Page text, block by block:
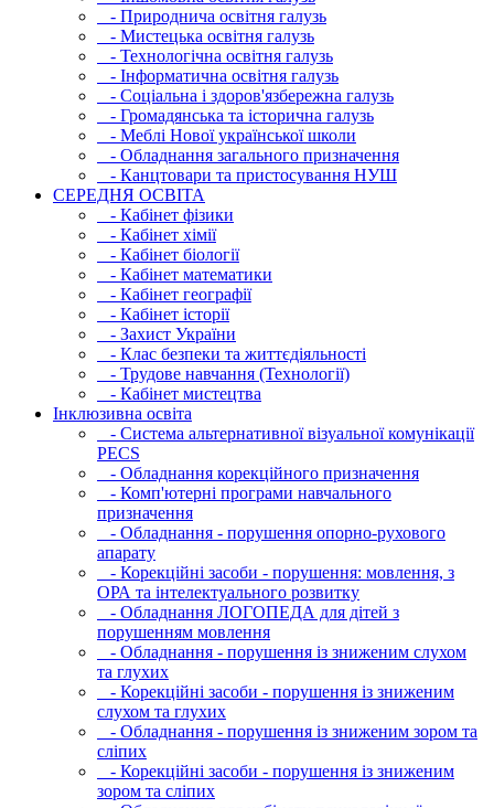
- Природнича освітня галузь
- Мистецька освітня галузь
- Технологічна освітня галузь
- Інфopматична освітня галузь
- Соціальна і здоров'язбережна галузь
- Громадянська та історична галузь
- Меблі Нової української школи
- Обладнання загального призначення
- Канцтовари та пристосування НУШ
СЕРЕДНЯ ОСВIТА
- Кабінет фізики
- Кабінет хімії
- Кабінет біології
- Кабінет математики
- Кабінет географії
- Кабінет історії
- Захист України
- Клас безпеки та життєдіяльності
- Трудове навчання (Технології)
- Кабінет мистецтва
Інклюзивна освіта
- Система альтернативної візуальної комунікації
PECS
- Обладнання корекційного призначення
- Комп'ютерні програми навчального
призначення
- Обладнання - порушення опорно-рухового
апарату
- Корекційні засоби - порушення: мовлення, з
ОРА та інтелектуального розвитку
- Обладнання ЛОГОПЕДА для дітей з
порушенням мовлення
- Обладнання - порушення із зниженим слухом
та глухих
- Корекційні засоби - порушення із зниженим
слухом та глухих
- Обладнання - порушення із зниженим зором та
сліпих
- Корекційні засоби - порушення із зниженим
зором та сліпих